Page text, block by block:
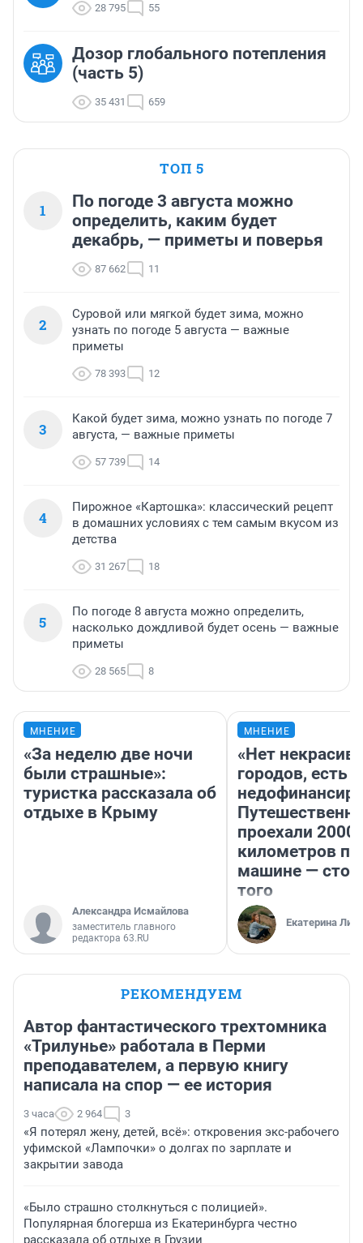
28 795 55
Дозор глобального потепления
(часть 5)
35 431 659
ТОП 5
1
По погоде 3 августа можно
определить, каким будет
декабрь, — приметы и поверья
87 662 11
2
Суровой или мягкой будет зима, можно
узнать по погоде 5 августа — важные
приметы
78 393 12
3
Какой будет зима, можно узнать по погоде 7
августа, — важные приметы
57 739 14
4
Пирожное «Картошка»: классический рецепт
в домашних условиях с тем самым вкусом из
детства
31 267 18
5
По погоде 8 августа можно определить,
насколько дождливой будет осень — важные
приметы
28 565 8
МНЕНИЕ
«За неделю две ночи
были страшные»:
туристка рассказала об
отдыхе в Крыму
Александра Исмайлова
заместитель главного
редактора 63.RU
МНЕНИЕ
«Нет
городов, есть
проехали 2000
километров по
машине —
того
Екатерина
РЕКОМЕНДУЕМ
Автор фантастического трехтомника
«Трилунье» работала в Перми
преподавателем, а первую книгу
написала на спор — ее история
3 часа 2 964 3
«Я потерял жену, детей, всё»: откровения экс-рабочего
уфимской «Лампочки» о долгах по зарплате и
закрытии завода
«Было страшно столкнуться с полицией».
Популярная блогерша из Екатеринбурга честно
рассказала об отдыхе в Грузии